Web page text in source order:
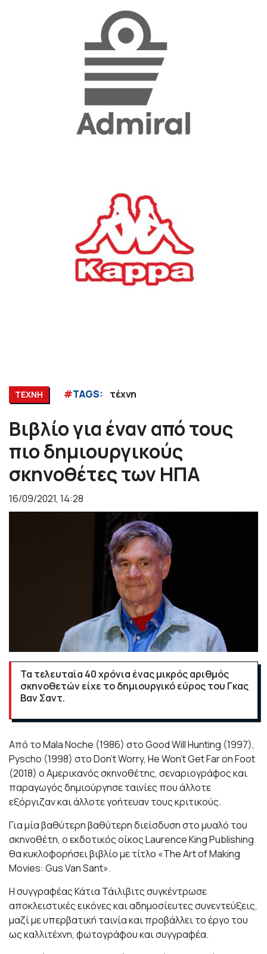
ΤΕΧΝΗ #TAGS: τέχνη
Βιβλίο για έναν από τους
πιο δημιουργικούς
σκηνοθέτες των ΗΠΑ
16/09/2021, 14:28
Τα τελευταία 40 χρόνια ένας μικρός αριθμός
σκηνοθετών είχε το δημιουργικό εύρος του Γκας
Βαν Σαντ.
Από το Mala Noche (1986) στο Good Will Hunting (1997),
Pyscho (1998) στο Don’t Worry, He Won’t Get Far on Foot
(2018) ο Αμερικανός σκηνοθέτης, σεναριογράφος και
παραγωγός δημιούργησε ταινίες που άλλοτε
εξόργιζαν και άλλοτε γοήτευαν τους κριτικούς.
Για μία βαθύτερη βαθύτερη διείσδυση στο μυαλό του
σκηνοθέτη, o εκδοτικός οίκος Laurence King Publishing
θα κυκλοφορήσει βιβλίο με τίτλο «The Art of Making
Movies: Gus Van Sant».
Η συγγραφέας Κάτια Τάιλιβιτς συγκέντρωσε
αποκλειστικές εικόνες και αδημοσίευτες συνεντεύξεις,
μαζί με υπερβατική ταινία και προβάλλει το έργο του
ως καλλιτέχνη, φωτογράφου και συγγραφέα.